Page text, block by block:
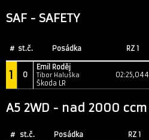
SAF - SAFETY
# st.č. Posádka RZ 1
1 0
Emil Roděj
Tibor Haluška
Škoda LR
02:25,044
A5 2WD - nad 2000 ccm
# st.č. Posádka RZ 1